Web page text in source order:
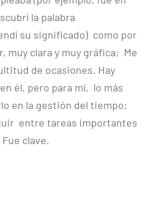
la palabra
su significado) como por
muy clara y muy gráfica; Me
de ocasiones. Hay
él, pero para mí, lo más
en la gestión del tiempo;
entre tareas importantes
clave.